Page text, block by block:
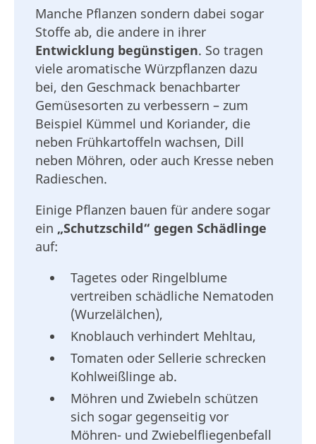
Manche Pflanzen sondern dabei sogar
Stoffe ab, die andere in ihrer
Entwicklung begünstigen. So tragen
viele aromatische Würzpflanzen dazu
bei, den Geschmack benachbarter
Gemüsesorten zu verbessern – zum
Beispiel Kümmel und Koriander, die
neben Frühkartoffeln wachsen, Dill
neben Möhren, oder auch Kresse neben
Radieschen.
Einige Pflanzen bauen für andere sogar
ein „Schutzschild“ gegen Schädlinge
auf:
Tagetes oder Ringelblume
vertreiben schädliche Nematoden
(Wurzelälchen),
Knoblauch verhindert Mehltau,
Tomaten oder Sellerie schrecken
Kohlweißlinge ab.
Möhren und Zwiebeln schützen
sich sogar gegenseitig vor
Möhren- und Zwiebelfliegenbefall